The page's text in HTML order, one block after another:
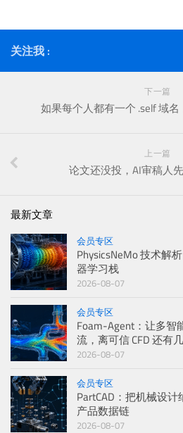
关注我 :
下一篇
如果每个人都有一个 .self 域
上一篇
论文还没投，AI审稿人
最新文章
会员专区
PhysicsNeMo 技术解
器学习栈
2026-08-07
会员专区
Foam-Agent：让多智
流，离可信 CFD 还有
2026-08-07
会员专区
PartCAD：把机械设
产品数据链
2026-08-07